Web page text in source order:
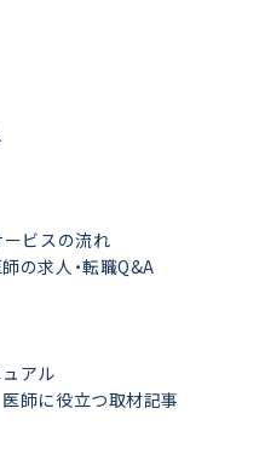
ービスの流れ
の求人・転職Q&A
アル
医師に役立つ取材記事